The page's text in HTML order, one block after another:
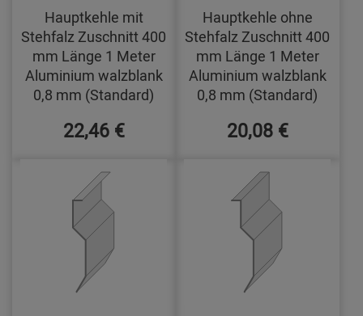
Hauptkehle mit
Stehfalz Zuschnitt 400
mm Länge 1 Meter
Aluminium walzblank
0,8 mm (Standard)
22,46 €
Hauptkehle ohne
Stehfalz Zuschnitt 400
mm Länge 1 Meter
Aluminium walzblank
0,8 mm (Standard)
20,08 €